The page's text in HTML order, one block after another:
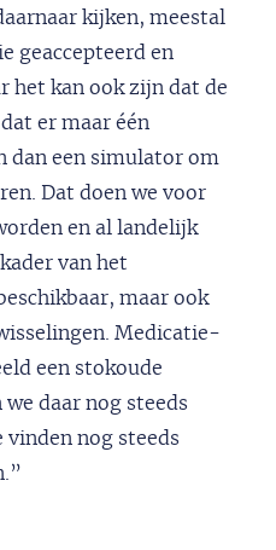
kijken, meestal
geaccepteerd en
het kan ook zijn dat de
er maar één
dan een simulator om
Dat doen we voor
en al landelijk
van het
maar ook
Medicatie-
een stokoude
daar nog steeds
vinden nog steeds